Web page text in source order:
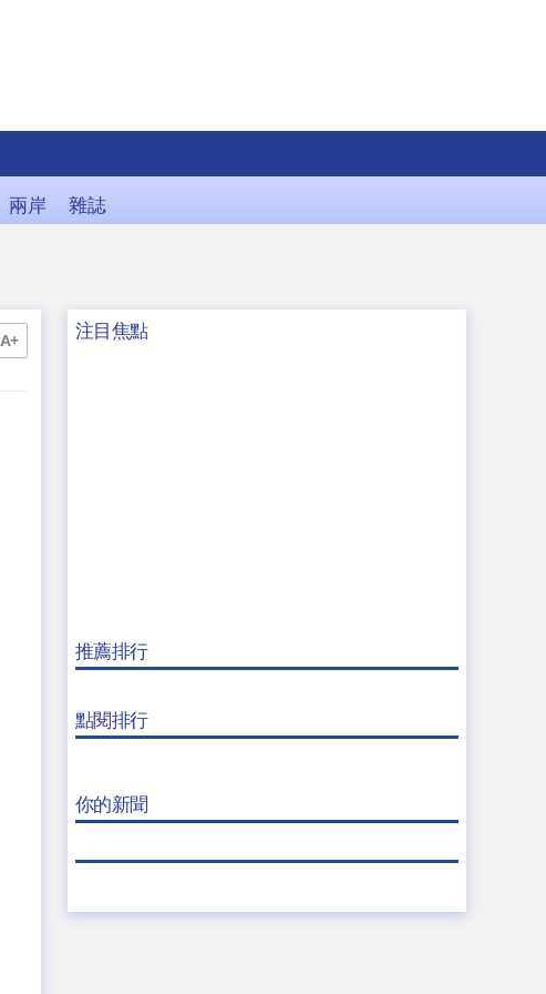
兩岸 雜誌
A+ 注目焦點
推薦排行
點閱排行
你的新聞